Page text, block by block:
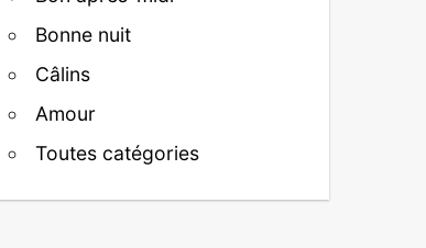
Bonne nuit
Câlins
Amour
Toutes catégories